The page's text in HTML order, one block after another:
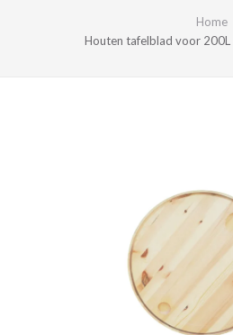
Home
Houten tafelblad voor 200L